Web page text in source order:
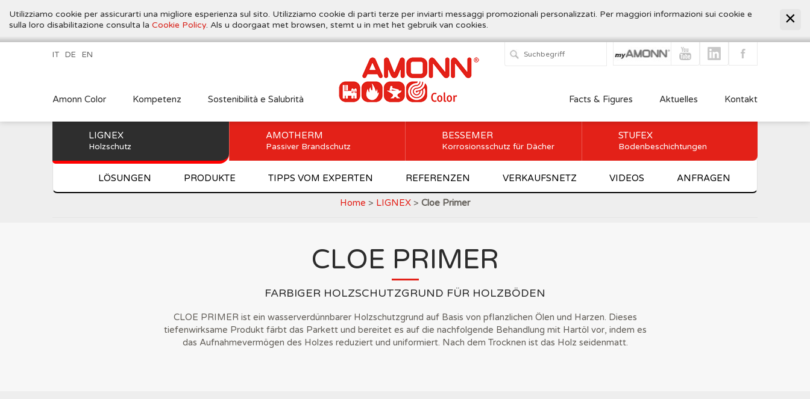
Utilizziamo cookie per assicurarti una migliore esperienza sul sito. Utilizziamo cookie di parti terze per inviarti messaggi promozionali personalizzati. Per maggiori informazioni sui cookie e
sulla loro disabilitazione consulta la Cookie Policy. Als u doorgaat met browsen, stemt u in met het gebruik van cookies.
Amonn Color Kompetenz Sostenibilità e Salubrità Facts & Figures Aktuelles Kontakt
IT DE EN
LIGNEX
Holzschutz
LÖSUNGEN PRODUKTE TIPPS VOM EXPERTEN REFERENZEN VERKAUFSNETZ VIDEOS ANFRAGEN
AMOTHERM
Passiver Brandschutz
BESSEMER
Korrosionsschutz für Dächer
STUFEX
Bodenbeschichtungen
Home > LIGNEX > Cloe Primer
CLOE PRIMER
FARBIGER HOLZSCHUTZGRUND FÜR HOLZBÖDEN
CLOE PRIMER ist ein wasserverdünnbarer Holzschutzgrund auf Basis von pflanzlichen Ölen und Harzen. Dieses
tiefenwirksame Produkt färbt das Parkett und bereitet es auf die nachfolgende Behandlung mit Hartöl vor, indem es
das Aufnahmevermögen des Holzes reduziert und uniformiert. Nach dem Trocknen ist das Holz seidenmatt.